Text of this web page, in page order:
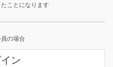
ことになります
の場合
ン